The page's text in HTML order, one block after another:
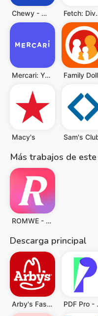
Chewy - Where Pet Lovers Shop Fetch:
Mercari: Your Marketplace Family
Macy's Sam's
Más trabajos de
ROMWE - Ultimate Cyber Mall
Descarga principal
Arby's Fast Food Sandwiches